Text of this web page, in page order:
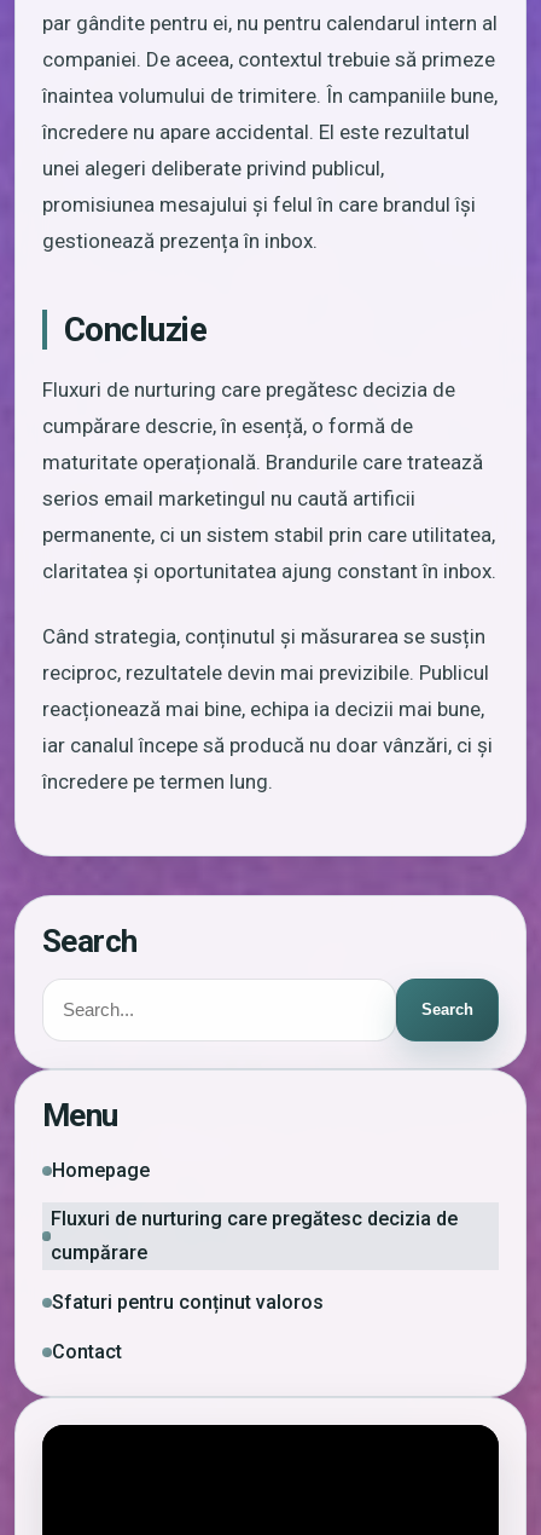
par gândite pentru ei, nu pentru calendarul intern al
companiei. De aceea, contextul trebuie să primeze
înaintea volumului de trimitere. În campaniile bune,
încredere nu apare accidental. El este rezultatul
unei alegeri deliberate privind publicul,
promisiunea mesajului și felul în care brandul își
gestionează prezența în inbox.
Concluzie
Fluxuri de nurturing care pregătesc decizia de
cumpărare descrie, în esență, o formă de
maturitate operațională. Brandurile care tratează
serios email marketingul nu caută artificii
permanente, ci un sistem stabil prin care utilitatea,
claritatea și oportunitatea ajung constant în inbox.
Când strategia, conținutul și măsurarea se susțin
reciproc, rezultatele devin mai previzibile. Publicul
reacționează mai bine, echipa ia decizii mai bune,
iar canalul începe să producă nu doar vânzări, ci și
încredere pe termen lung.
Search
Search
Menu
Homepage
Fluxuri de nurturing care pregătesc decizia de
cumpărare
Sfaturi pentru conținut valoros
Contact